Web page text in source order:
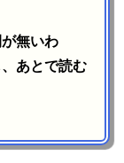
無いわ
あとで読む